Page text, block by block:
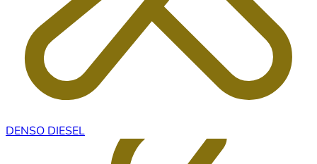
DENSO DIESEL